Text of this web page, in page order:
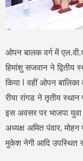
ओपन बालक वर्ग में
हिमांशु सजवान ने द्वितीय
किया l वहीं ओपन बालिका
रीया रांगड ने तृतीय स्थान
इस अवसर पर भाजपा युवा
अध्यक्ष अमित पंवार, मोहन
मुकेश नेगी आदि उपस्थित